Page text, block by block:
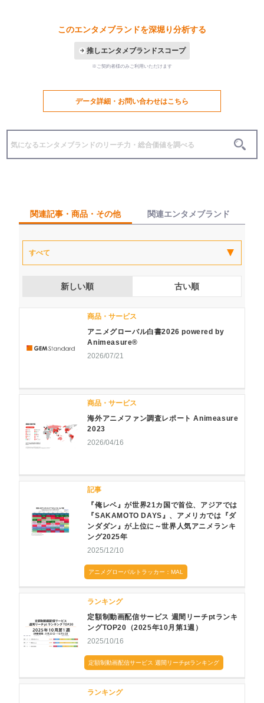
このエンタメブランドを深堀り分析する
推しエンタメブランドスコープ
※ご契約者様のみご利用いただけます
データ詳細・お問い合わせはこちら
関連記事・商品・その他 関連エンタメブランド
新しい順 古い順
商品・サービス
アニメグローバル白書2026 powered by
Animeasure®
2026/07/21
商品・サービス
海外アニメファン調査レポート Animeasure
2023
2026/04/16
記事
『俺レベ』が世界21カ国で首位、アジアでは
『SAKAMOTO DAYS』、アメリカでは『ダ
ンダダン』が上位に～世界人気アニメランキ
ング2025年
2025/12/10
アニメグローバルトラッカー：MAL
ランキング
定額制動画配信サービス 週間リーチptランキ
ングTOP20（2025年10月第1週）
2025/10/16
定額制動画配信サービス 週間リーチptランキング
ランキング